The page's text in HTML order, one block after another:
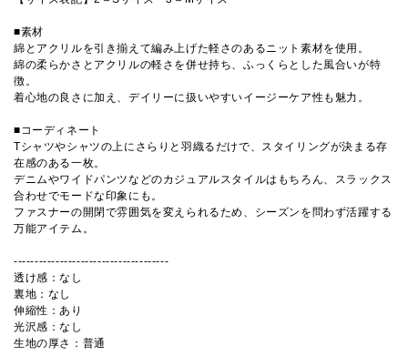
■素材
綿とアクリルを引き揃えて編み上げた軽さのあるニット素材を使用。
綿の柔らかさとアクリルの軽さを併せ持ち、ふっくらとした風合いが特
徴。
着心地の良さに加え、デイリーに扱いやすいイージーケア性も魅力。
■コーディネート
Tシャツやシャツの上にさらりと羽織るだけで、スタイリングが決まる存
在感のある一枚。
デニムやワイドパンツなどのカジュアルスタイルはもちろん、スラックス
合わせでモードな印象にも。
ファスナーの開閉で雰囲気を変えられるため、シーズンを問わず活躍する
万能アイテム。
-------------------------------------
透け感：なし
裏地：なし
伸縮性：あり
光沢感：なし
生地の厚さ：普通